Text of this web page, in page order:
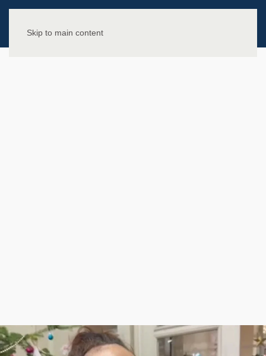
Skip to main content